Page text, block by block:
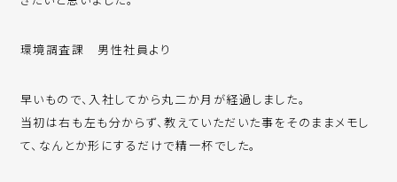
環境調査課 男性社員より
早いもので、入社してから丸二か月が経過しました。
当初は右も左も分からず、教えていただいた事をそのままメモし
て、なんとか形にするだけで精一杯でした。